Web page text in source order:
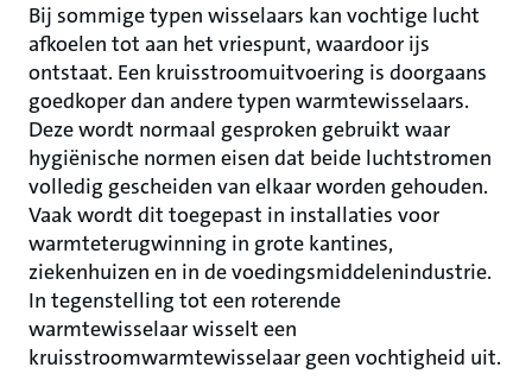
Bij sommige typen wisselaars kan vochtige lucht
afkoelen tot aan het vriespunt, waardoor ijs
ontstaat. Een kruisstroomuitvoering is doorgaans
goedkoper dan andere typen warmtewisselaars.
Deze wordt normaal gesproken gebruikt waar
hygiënische normen eisen dat beide luchtstromen
volledig gescheiden van elkaar worden gehouden.
Vaak wordt dit toegepast in installaties voor
warmteterugwinning in grote kantines,
ziekenhuizen en in de voedingsmiddelenindustrie.
In tegenstelling tot een roterende
warmtewisselaar wisselt een
kruisstroomwarmtewisselaar geen vochtigheid uit.